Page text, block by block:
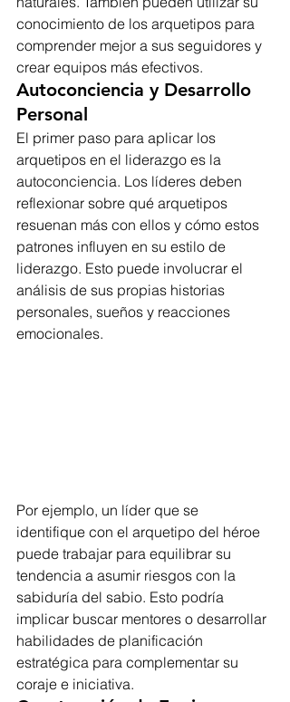
conocimiento de los arquetipos para
comprender mejor a sus seguidores y
crear equipos más efectivos.
Autoconciencia y Desarrollo
Personal
El primer paso para aplicar los
arquetipos en el liderazgo es la
autoconciencia. Los líderes deben
reflexionar sobre qué arquetipos
resuenan más con ellos y cómo estos
patrones influyen en su estilo de
liderazgo. Esto puede involucrar el
análisis de sus propias historias
personales, sueños y reacciones
emocionales.
Por ejemplo, un líder que se
identifique con el arquetipo del héroe
puede trabajar para equilibrar su
tendencia a asumir riesgos con la
sabiduría del sabio. Esto podría
implicar buscar mentores o desarrollar
habilidades de planificación
estratégica para complementar su
coraje e iniciativa.